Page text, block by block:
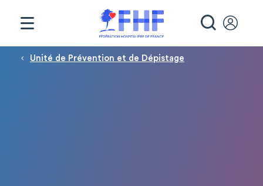
Fil d'Ariane
Unité de Prévention et de Dépistage
Panneau de gestion des cookies